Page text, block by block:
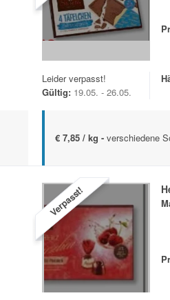
Leider verpasst!
Gültig: 19.05. - 26.05.
€ 7,85 / kg - verschiedene
Verpasst!